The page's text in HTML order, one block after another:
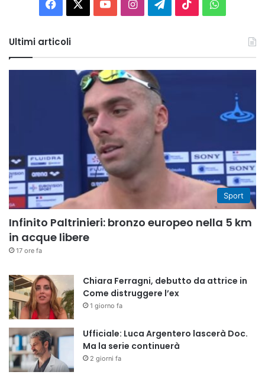
Facebook You InstagramTelegram
TikTok
Ultimi articoli
Sport
Infinito Paltrinieri: bronzo europeo nella 5 km
in acque libere
17 ore fa
Chiara Ferragni, debutto da attrice in
Come distruggere l’ex
1 giorno fa
Ufficiale: Luca Argentero lascerà Doc.
Ma la serie continuerà
2 giorni fa